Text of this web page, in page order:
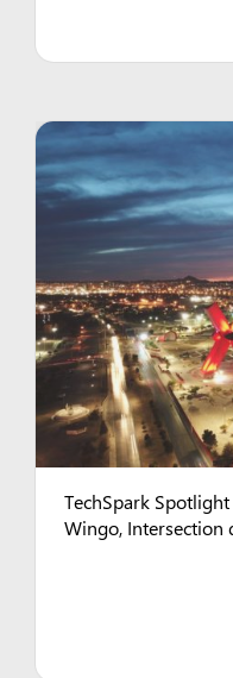
TechSpark
Wingo, Intersection